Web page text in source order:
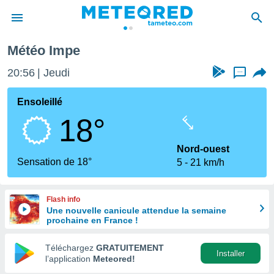
de
en
Météo Impe
20:56 Jeudi ...
Ensoleillé
18°
Sensation de 18°
Nord-ouest
5
21 km/h
Flash info
Une nouvelle canicule attendue la semaine
prochaine en France !
Téléchargez GRATUITEMENT
l’application Meteored!
Installer